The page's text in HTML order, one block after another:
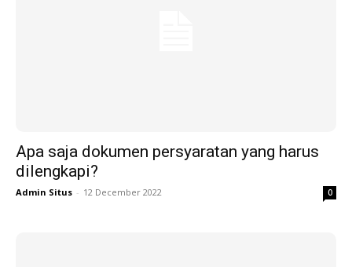
Apa saja dokumen persyaratan yang harus
dilengkapi?
Admin Situs - 12 December 2022 0